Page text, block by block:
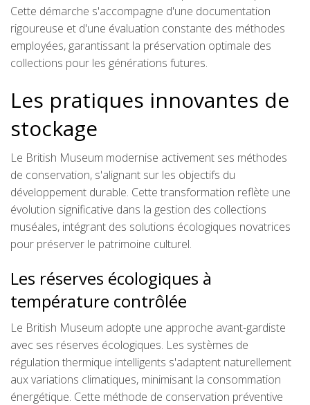
Cette démarche s'accompagne d'une documentation
rigoureuse et d'une évaluation constante des méthodes
employées, garantissant la préservation optimale des
collections pour les générations futures.
Les pratiques innovantes de
stockage
Le British Museum modernise activement ses méthodes
de conservation, s'alignant sur les objectifs du
développement durable. Cette transformation reflète une
évolution significative dans la gestion des collections
muséales, intégrant des solutions écologiques novatrices
pour préserver le patrimoine culturel.
Les réserves écologiques à
température contrôlée
Le British Museum adopte une approche avant-gardiste
avec ses réserves écologiques. Les systèmes de
régulation thermique intelligents s'adaptent naturellement
aux variations climatiques, minimisant la consommation
énergétique. Cette méthode de conservation préventive